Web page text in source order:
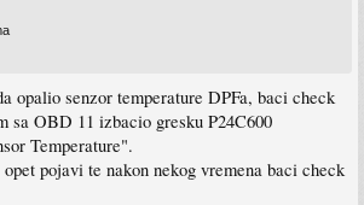
opalio senzor temperature DPFa, baci check
sa OBD 11 izbacio gresku P24C600
Temperature".
pojavi te nakon nekog vremena baci check